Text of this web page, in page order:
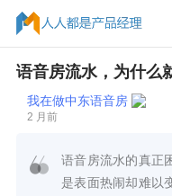
语音房流水，为什么
我在做中东语音房
2 月前
语音房流水的真正
是表面热闹却难以